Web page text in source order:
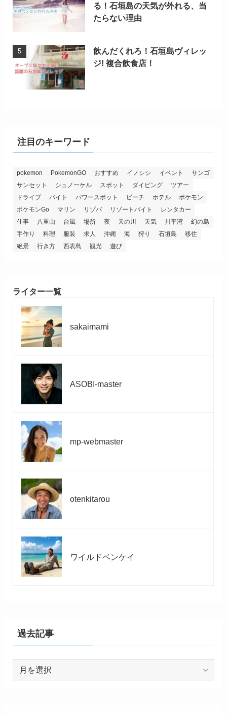
る！石垣島の天気が外れる、当
たらない理由
飲んだくれろ！石垣島ヴィレッ
ジ! 複合飲食店！
注目のキーワード
pokemon PokemonGO おすすめ イノシシ イベント
サンゴ
サンセット
シュノーケル スポット ダイビング
ツアー
ドライブ
バイト パワースポット ビーチ ホテル
ポケモン
ポケモンGo
マリン リゾバ リゾートバイト
レンタカー
仕事
八重山 台風 場所 夜 天の川 天気 川平湾
幻の島
手作り
料理 服装 求人 沖縄 海 狩り 石垣島
移住
絶景
行き方 西表島 観光 遊び
ライター一覧
sakaimami
ASOBI-master
mp-webmaster
otenkitarou
ワイルドベンケイ
過去記事